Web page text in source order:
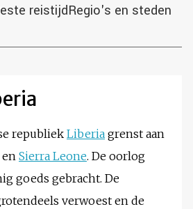
reistijdRegio's en steden
republiek Liberia grenst aan
en Sierra Leone. De oorlog
goeds gebracht. De
verwoest en de